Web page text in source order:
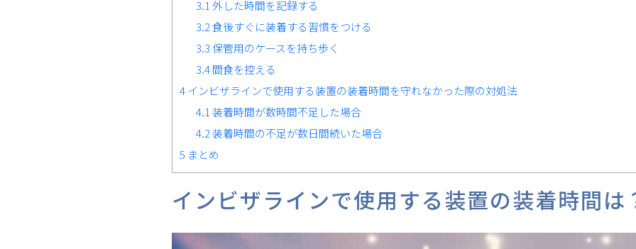
3.1 外した時間を記録する
3.2食後すぐに装着する習慣をつける
3.3保管用のケースを持ち歩く
3.4間食を控える
4 インビザラインで使用する装置の装着時間を守れなかった際の対処法
4.1 装着時間が数時間不足した場合
4.2装着時間の不足が数日間続いた場合
5 まとめ
インビザラインで使用する装置の装着時間は